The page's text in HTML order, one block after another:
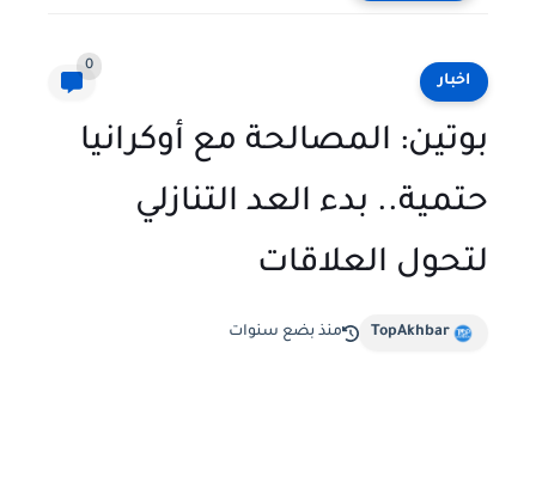
اخبار
0
بوتين: المصالحة مع أوكرانيا
حتمية.. بدء العد التنازلي
لتحول العلاقات
TopAkhbar منذ بضع سنوات